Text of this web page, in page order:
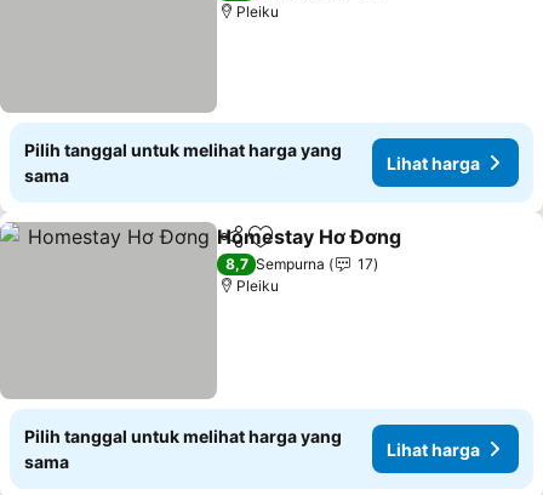
Pleiku
Pilih tanggal untuk melihat harga yang
sama
Lihat harga
BagikanTambahkan ke favorit
Homestay Hơ Đơng
8,7 Sempurna
17
Pleiku
Pilih tanggal untuk melihat harga yang
sama
Lihat harga